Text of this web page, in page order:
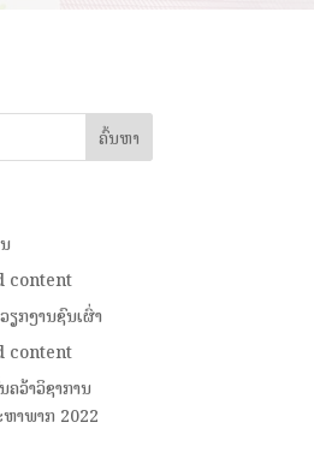
content
ຽກງານຊົນເຜົ່າ
content
ວ້າວິຊາການ
າພາກ 2022